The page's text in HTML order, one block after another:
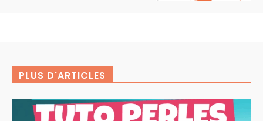
PLUS D'ARTICLES